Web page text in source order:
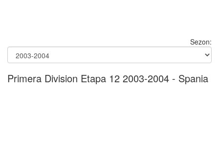
Sezon:
Primera Division Etapa 12 2003-2004 - Spania